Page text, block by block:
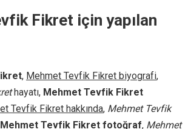
Fikret için yapılan
, Mehmet Tevfik Fikret biyografi,
hayatı, Mehmet Tevfik Fikret
Tevfik Fikret hakkında, Mehmet Tevfik
Mehmet Tevfik Fikret fotoğraf, Mehmet